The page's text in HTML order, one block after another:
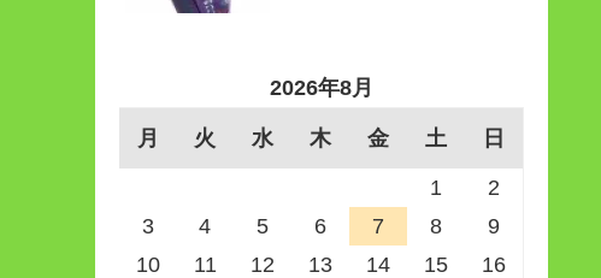
2026年8月
月 火 水 木 金 土 日
1
2
3
4 5 6 7 8
9
10
11 12 13 14 15
16